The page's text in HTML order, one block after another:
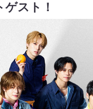
スト！